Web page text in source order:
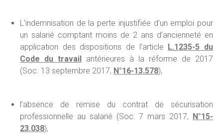
L’indemnisation de la perte injustifiée d’un emploi pour
un salarié comptant moins de 2 ans d’ancienneté en
application des dispositions de l’article L.1235-5 du
Code du travail antérieures à la réforme de 2017
(Soc. 13 septembre 2017, N°16-13.578),
l’absence de remise du contrat de sécurisation
professionnelle au salarié (Soc. 7 mars 2017, N°15-
23.038),